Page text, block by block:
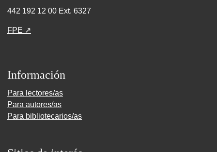
442 192 12 00 Ext. 6327
FPE ↗
Información
Para lectores/as
Para autores/as
Para bibliotecarios/as